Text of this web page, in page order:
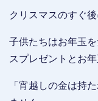
クリスマスのすぐ
子供たちはお年玉
スプレゼントとお
「宵越しの金は持